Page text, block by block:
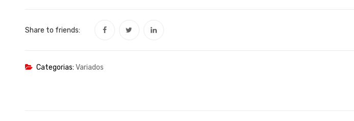
Share to friends:
Categorias: Variados